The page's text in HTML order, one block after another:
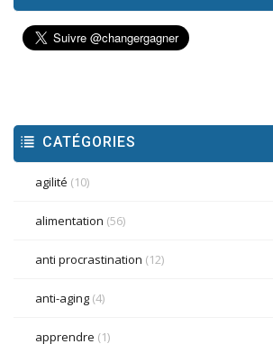
CATÉGORIES
agilité (10)
alimentation (56)
anti procrastination (12)
anti-aging (4)
apprendre (1)